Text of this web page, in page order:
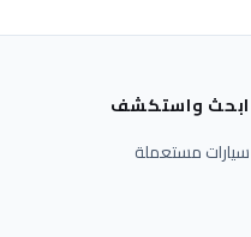
ابحث واستكشف
سيارات مستعملة